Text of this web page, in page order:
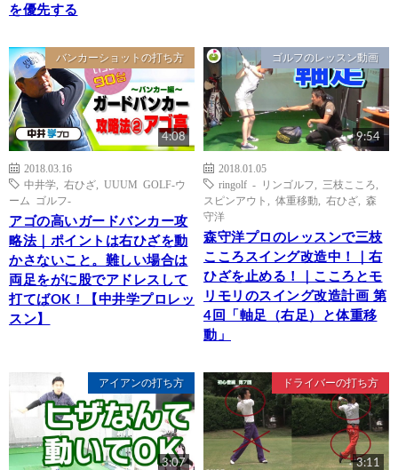
を優先する
バンカーショットの打ち方
4:08
2018.03.16
中井学
右ひざ
UUUM GOLF-ウ
ーム ゴルフ-
アゴの高いガードバンカー攻
略法｜ポイントは右ひざを動
かさないこと。難しい場合は
両足をがに股でアドレスして
打てばOK！【中井学プロレッ
スン】
ゴルフのレッスン動画
9:54
2018.01.05
ringolf - リンゴルフ
三枝こころ
スピンアウト
体重移動 右ひざ
森
守洋
森守洋プロのレッスンで三枝
こころスイング改造中！｜右
ひざを止める！｜こころとモ
リモリのスイング改造計画 第
4回「軸足（右足）と体重移
動」
アイアンの打ち方
3:07
ドライバーの打ち方
3:11